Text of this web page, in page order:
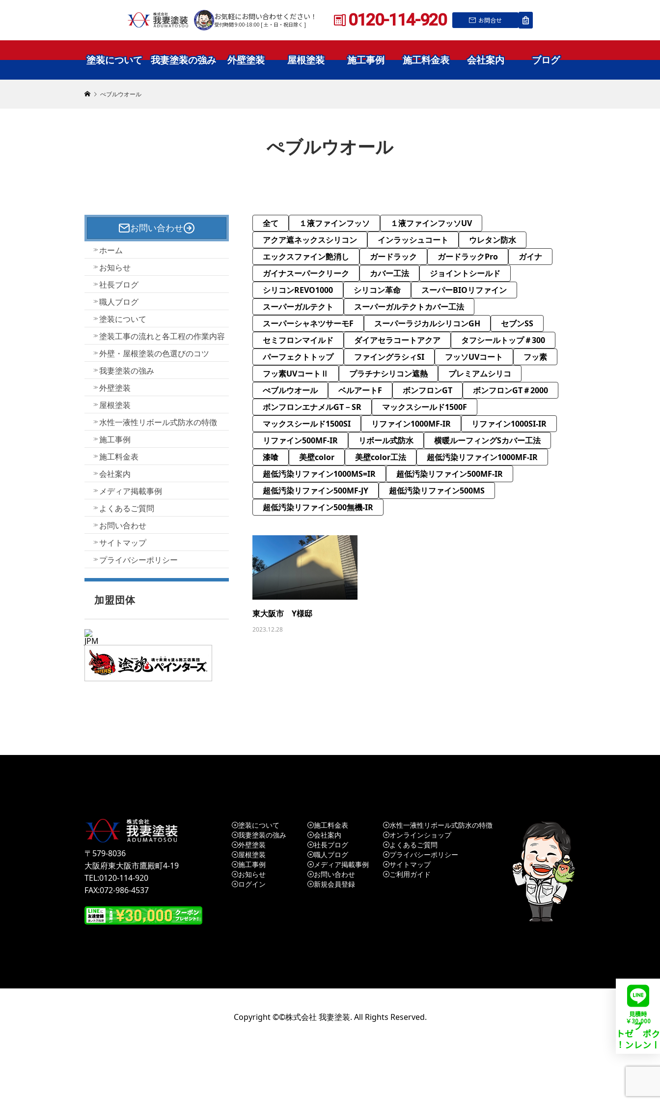
お気軽にお問い合わせください！
受付時間 9:00-18:00 [ 土・日・祝日除く ] 0120-114-920 お問合せ
塗装について 我妻塗装の強み 外壁塗装 屋根塗装 施工事例 施工料金表 会社案内 ブログ
ぺブルウオール
ぺブルウオール
お問い合わせ
ホーム
お知らせ
社長ブログ
職人ブログ
塗装について
塗装工事の流れと各工程の作業内容
外壁・屋根塗装の色選びのコツ
我妻塗装の強み
外壁塗装
屋根塗装
水性一液性リボール式防水の特徴
施工事例
施工料金表
会社案内
メディア掲載事例
よくあるご質問
お問い合わせ
サイトマップ
プライバシーポリシー
加盟団体
JPM
全て １液ファインフッソ
１液ファインフッソUV
アクア遮ネックスシリコン
インラッシュコート
ウレタン防水
エックスファイン艶消し
ガードラック ガードラックPro
ガイナ
ガイナスーパークリーク
カバー工法
ジョイントシールド
シリコンREVO1000
シリコン革命
スーパーBIOリファイン
スーパーガルテクト
スーパーガルテクトカバー工法
スーパーシャネツサーモF
スーパーラジカルシリコンGH
セブンSS
セミフロンマイルド
ダイアセラコートアクア
タフシールトップ＃300
パーフェクトトップ
ファイングラシィSI フッソUVコート
フッ素
フッ素UVコートⅡ
プラチナシリコン遮熱
プレミアムシリコ
ぺブルウオール
ベルアートF ボンフロンGT
ボンフロンGT＃2000
ボンフロンエナメルGT－SR
マックスシールド1500F
マックスシールド1500SI
リファイン1000MF-IR
リファイン1000SI-IR
リファイン500MF-IR
リボール式防水
横暖ルーフィングSカバー工法
漆喰
美壁color 美壁color工法
超低汚染リファイン1000MF-IR
超低汚染リファイン1000MS=IR
超低汚染リファイン500MF-IR
超低汚染リファイン500MF-JY
超低汚染リファイン500MS
超低汚染リファイン500無機-IR
東大阪市 Y様邸
2023.12.28
〒579-8036
大阪府東大阪市鷹殿町4-19
TEL:0120-114-920
FAX:072-986-4537
塗装について 施工料金表
水性一液性リボール式防水の特徴
我妻塗装の強み
会社案内
オンラインショップ
外壁塗装
社長ブログ
よくあるご質問
屋根塗装
職人ブログ
プライバシーポリシー
施工事例
メディア掲載事例
サイトマップ
お知らせ
お問い合わせ
ご利用ガイド
ログイン
新規会員登録
Copyright ©©株式会社 我妻塗装. All Rights Reserved.
見積時
￥30,000
プ
レ
ゼ
ン
ト
！ ン